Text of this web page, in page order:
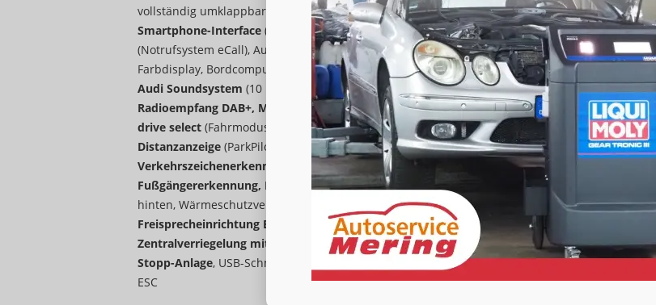
vollständig umklappbar),
Vordersitze höhenverstellbar,Audi Application Store und
Smartphone-Interface (wireless App-Connect),Audi connect Notruf & Service mit Audi
(Notrufsystem eCall), Audi connect Remote & Control,Audi virtual Cockpit plus
(11,9 Zoll
Farbdisplay, Bordcomputer),
MMI experience plus, Audi connect Navigation & Infotainment,
Audi Soundsystem (10 Lautsprecher inkl. Centerspeaker und Subwoofer),Digitaler
Radioempfang DAB+, MMI Radio-Navigationssystem plus mit MMI touch(Touchscreen),Audi
drive select (Fahrmodusauswahl),Ausweichassistent, Abbiegeassistent
Einparkhilfe plus mit
Distanzanzeige (ParkPilot vorn und hinten), Servolenkung,Heckklappe elektrisch
Verkehrszeichenerkennung
, Isofix Beifahrersitz,
Front Assist inkl. City-Notbremsfunktion,
Fußgängererkennung, Radfahrererkennung, Reifendruckkontrolle
, Scheibenbremsen vorn und
hinten, Wärmeschutzverglasung,
Spurhalteassistent mit Notfallassistent,
Freisprecheinrichtung Bluetooth, Telefonablage mit induktionsladen für Smartphones
Zentralverriegelung mit Funkfernbedienung, Wegfahrsperre, Fensterheber elektrisch, Start-
Stopp-Anlage, USB-Schnittstelle, Kopfstützen, Innenraumfilter, Laderaumabdeckung, ABS, ASR,
ESC